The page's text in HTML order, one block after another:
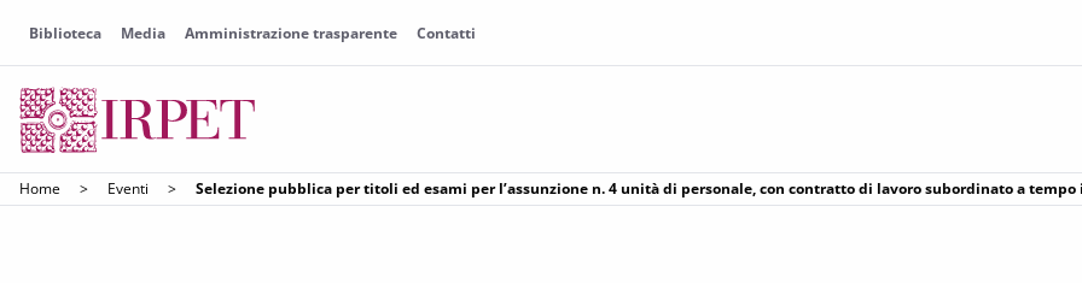
Biblioteca Media Amministrazione trasparente Contatti
Home > Eventi > Selezione pubblica per titoli ed esami per l’assunzione n. 4 unità di personale, con contratto di lavoro subordinato a